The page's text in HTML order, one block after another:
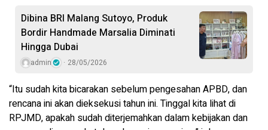
Dibina BRI Malang Sutoyo, Produk
Bordir Handmade Marsalia Diminati
Hingga Dubai
admin 28/05/2026
“Itu sudah kita bicarakan sebelum pengesahan APBD, dan
rencana ini akan dieksekusi tahun ini. Tinggal kita lihat di
RPJMD, apakah sudah diterjemahkan dalam kebijakan dan